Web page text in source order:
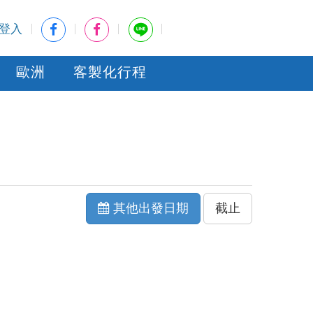
入
歐洲 客製化行程
其他出發日期 截止